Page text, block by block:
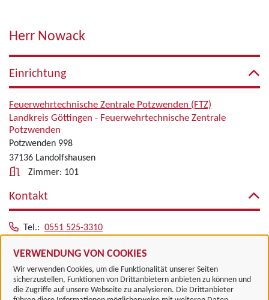
VERWENDUNG VON COOKIES
Wir verwenden Cookies, um die Funktionalität unserer Seiten
sicherzustellen, Funktionen von Drittanbietern anbieten zu können und
die Zugriffe auf unsere Webseite zu analysieren. Die Drittanbieter
Herr Nowack
Einrichtung
Feuerwehrtechnische Zentrale Potzwenden (FTZ)
Landkreis Göttingen - Feuerwehrtechnische Zentrale
Potzwenden
Potzwenden 998
37136 Landolfshausen
Zimmer: 101
Kontakt
Tel.: 0551 525-3310
Alle zugeordneten Einrichtungen